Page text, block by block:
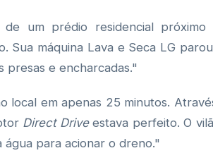
um prédio residencial próximo
Sua máquina Lava e Seca LG
presas e encharcadas."
local em apenas 25 minutos.
Direct Driveestava perfeito. O
para acionar o dreno."